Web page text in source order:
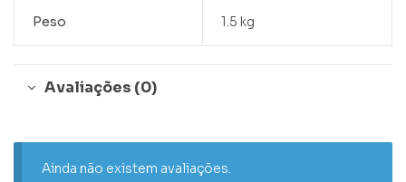
Peso 1.5 kg
Avaliações (0)
Ainda não existem avaliações.